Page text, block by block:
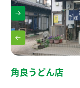
角良うどん店